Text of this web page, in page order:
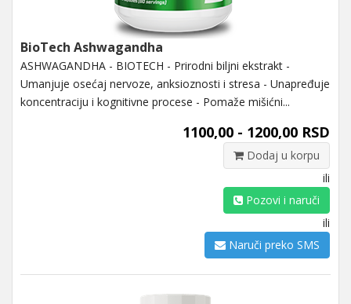
BioTech Ashwagandha
ASHWAGANDHA - BIOTECH - Prirodni biljni ekstrakt -
Umanjuje osećaj nervoze, anksioznosti i stresa - Unapređuje
koncentraciju i kognitivne procese - Pomaže mišićni...
1100,00 - 1200,00 RSD
Dodaj u korpu
ili
Pozovi i naruči
ili
Naruči preko SMS